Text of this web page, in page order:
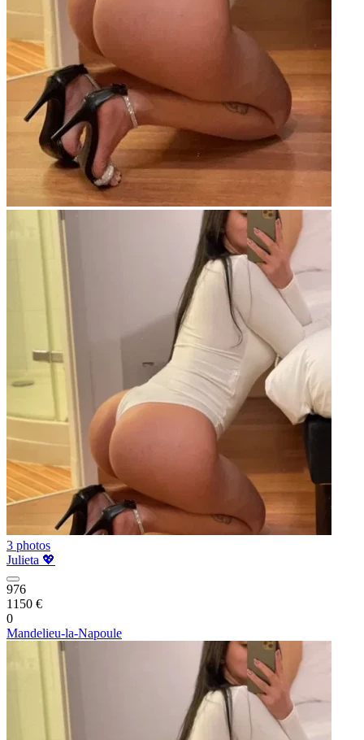
3 photos
Julieta 💖
976
1150 €
0
Mandelieu-la-Napoule